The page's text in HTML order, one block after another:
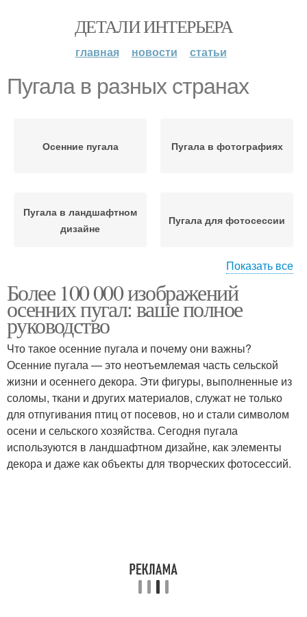
ДЕТАЛИ ИНТЕРЬЕРА
главная новости статьи
Пугала в разных странах
Осенние пугала Пугала в фотографиях
Пугала в ландшафтном
дизайне
Пугала для фотосессии
Пугала в графическом
дизайне
Показать все
Более 100 000 изображений
осенних пугал: ваше полное
руководство
Что такое осенние пугала и почему они важны?
Осенние пугала — это неотъемлемая часть сельской
жизни и осеннего декора. Эти фигуры, выполненные из
соломы, ткани и других материалов, служат не только
для отпугивания птиц от посевов, но и стали символом
осени и сельского хозяйства. Сегодня пугала
используются в ландшафтном дизайне, как элементы
декора и даже как объекты для творческих фотосессий.